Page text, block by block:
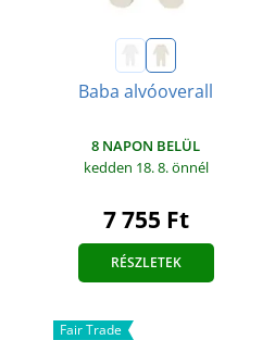
Baba alvóoverall
8 NAPON BELÜL
kedden 18. 8.önnél
7 755 Ft
RÉSZLETEK
Fair Trade